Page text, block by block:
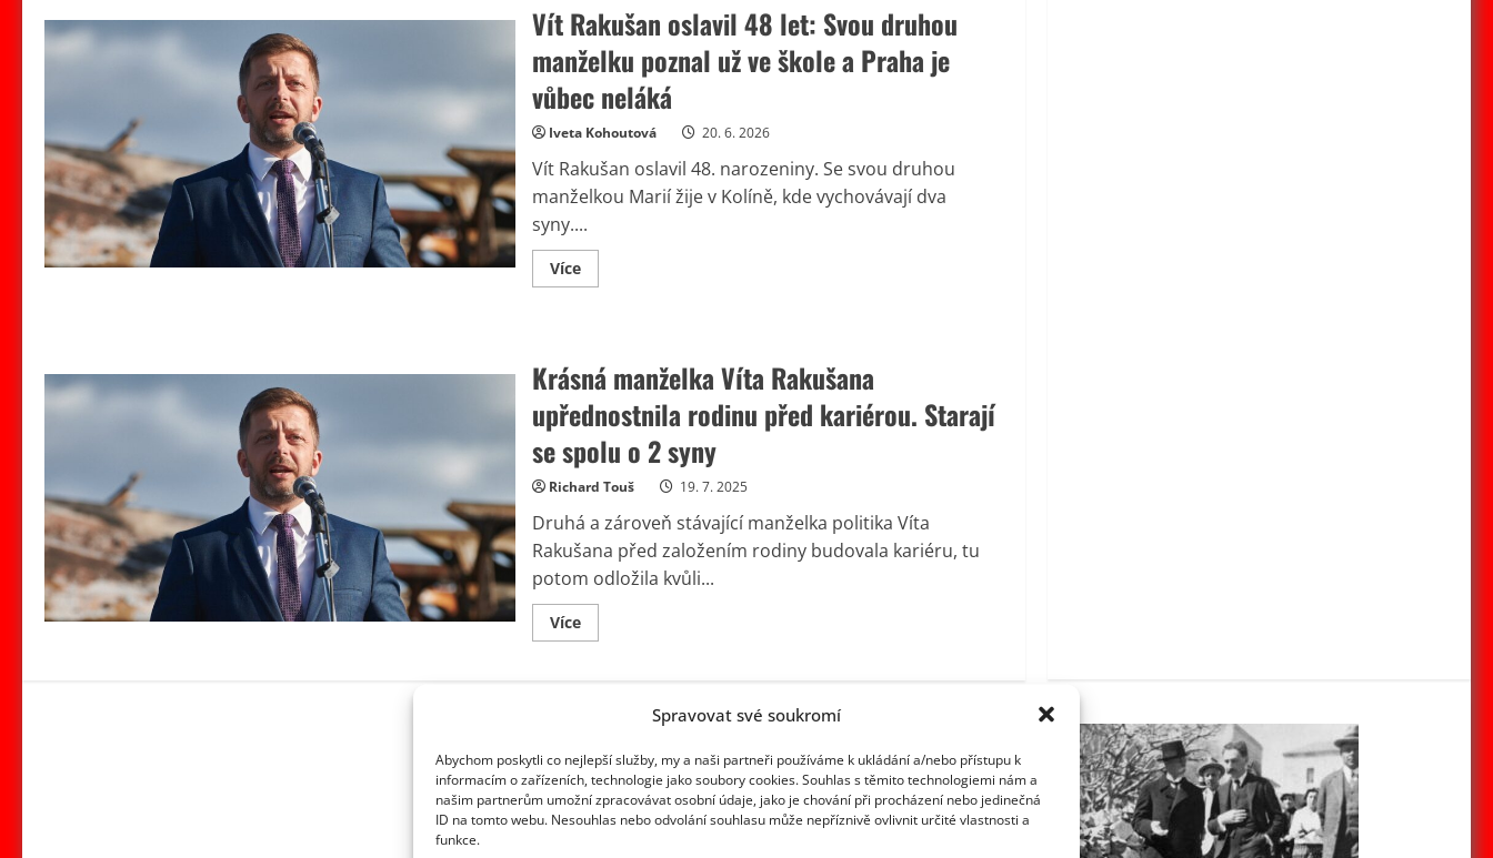
Spravovat své soukromí
Abychom poskytli co nejlepší služby, my a naši partneři používáme k ukládání a/nebo přístupu k
informacím o zařízeních, technologie jako soubory cookies. Souhlas s těmito technologiemi nám a
našim partnerům umožní zpracovávat osobní údaje, jako je chování při procházení nebo jedinečná
ID na tomto webu. Nesouhlas nebo odvolání souhlasu může nepříznivě ovlivnit určité vlastnosti a
funkce.
Vít Rakušan oslavil 48 let: Svou druhou
manželku poznal už ve škole a Praha je
vůbec neláká
Iveta Kohoutová 20. 6. 2026
Vít Rakušan oslavil 48. narozeniny. Se svou druhou
manželkou Marií žije v Kolíně, kde vychovávají dva
syny....
VíceRead
more
let:
Svou
druhou
manželku
poznal
už
ve
škole
Praha
je
vůbec
neláká
Krásná manželka Víta Rakušana
upřednostnila rodinu před kariérou. Starají
se spolu o 2 syny
Richard Touš 19. 7. 2025
Druhá a zároveň stávající manželka politika Víta
Rakušana před založením rodiny budovala kariéru, tu
potom odložila kvůli...
VíceRead
more
Rakušana
upřednostnila
před
kariérou.
Starají
se
spolu